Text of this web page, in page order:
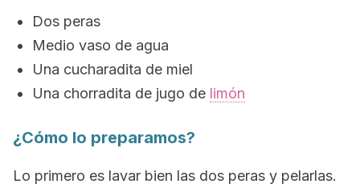
Dos peras
Medio vaso de agua
Una cucharadita de miel
Una chorradita de jugo de limón
¿Cómo lo preparamos?
Lo primero es lavar bien las dos peras y pelarlas.